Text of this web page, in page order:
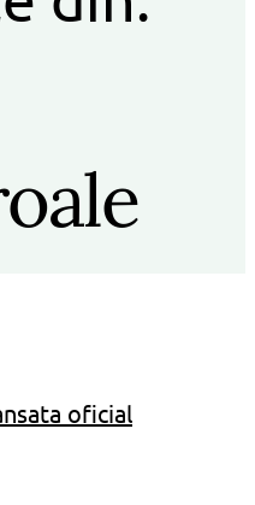
oficial